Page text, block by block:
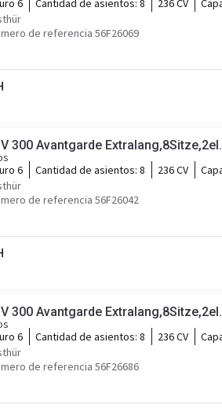
6 Cantidad de asientos: 8 236 CV
de referencia 56F26069
V 300 Avantgarde
6 Cantidad de asientos: 8 236 CV
de referencia 56F26042
V 300 Avantgarde
6 Cantidad de asientos: 8 236 CV
de referencia 56F26686